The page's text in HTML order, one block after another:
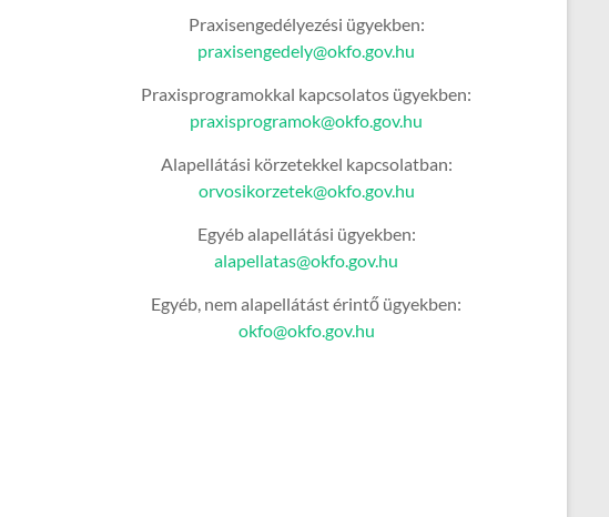
Praxisengedélyezési ügyekben:
praxisengedely@okfo.gov.hu
Praxisprogramokkal kapcsolatos ügyekben:
praxisprogramok@okfo.gov.hu
Alapellátási körzetekkel kapcsolatban:
orvosikorzetek@okfo.gov.hu
Egyéb alapellátási ügyekben:
alapellatas@okfo.gov.hu
Egyéb, nem alapellátást érintő ügyekben:
okfo@okfo.gov.hu